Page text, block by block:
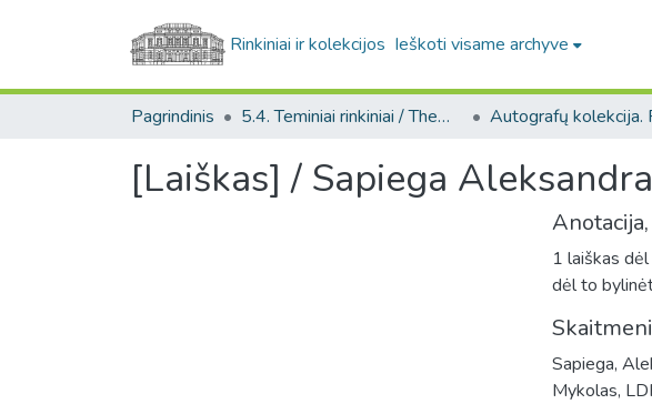
Rinkiniai ir kolekcijos Ieškoti visame archyve
Pagrindinis 5.4. Teminiai rinkiniai / Thematic collections Autografų kolekcija.
[Laiškas] / Sapiega
1 laiškas
dėl to
Sapiega,
Mykolas,